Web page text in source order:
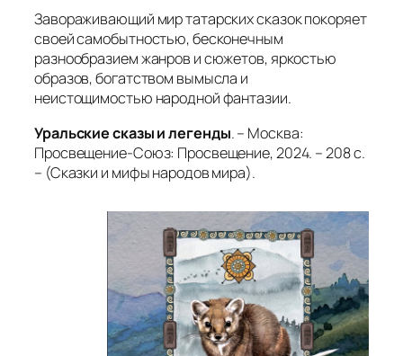
Завораживающий мир татарских сказок покоряет
своей самобытностью, бесконечным
разнообразием жанров и сюжетов, яркостью
образов, богатством вымысла и
неистощимостью народной фантазии.
Уральские сказы и легенды. – Москва:
Просвещение-Союз: Просвещение, 2024. – 208 с.
– (Сказки и мифы народов мира).